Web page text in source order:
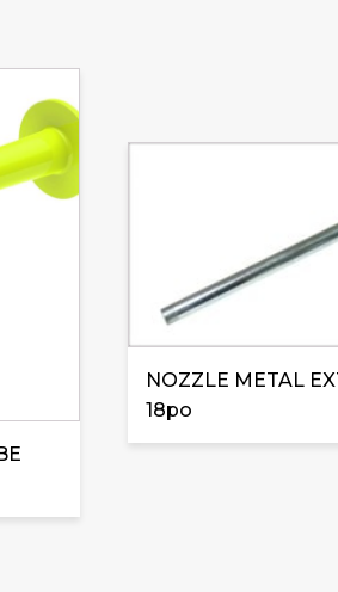
NOZZLE METAL
18po